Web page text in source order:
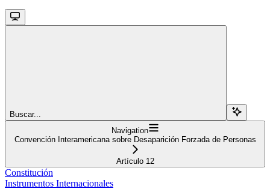
Buscar...
Navigation
Convención Interamericana sobre Desaparición Forzada de Personas
Artículo 12
Constitución
Instrumentos Internacionales